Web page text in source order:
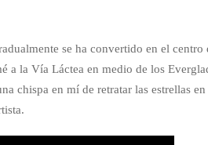
se ha convertido en el centro
a la Vía Láctea en medio de los
chispa en mí de retratar las estrellas en